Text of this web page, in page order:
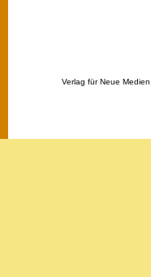
Verlag für Neue